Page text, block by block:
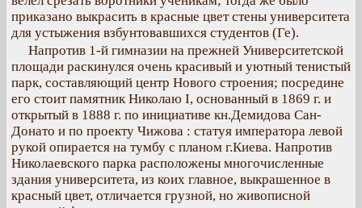
приказано выкрасить в красные цвет стены университета
для устыжения взбунтовавшихся студентов (Ге).
Напротив 1-й гимназии на прежней Университетской
площади раскинулся очень красивый и уютный тенистый
парк, составляющий центр Нового строения; посредине
его стоит памятник Николаю I, основанный в 1869 г. и
открытый в 1888 г. по инициативе кн.Демидова Сан-
Донато и по проекту Чижова : статуя императора левой
рукой опирается на тумбу с планом г.Киева. Напротив
Николаевского парка расположены многочисленные
здания университета, из коих главное, выкрашенное в
красный цвет, отличается грузной, но живописной